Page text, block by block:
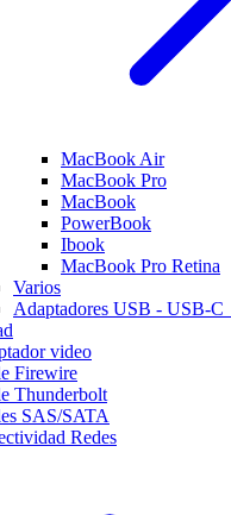
MacBook Air
MacBook Pro
MacBook
PowerBook
Ibook
MacBook Pro Retina
Varios
Adaptadores USB - USB-
video
Firewire
Thunderbolt
SAS/SATA
Redes